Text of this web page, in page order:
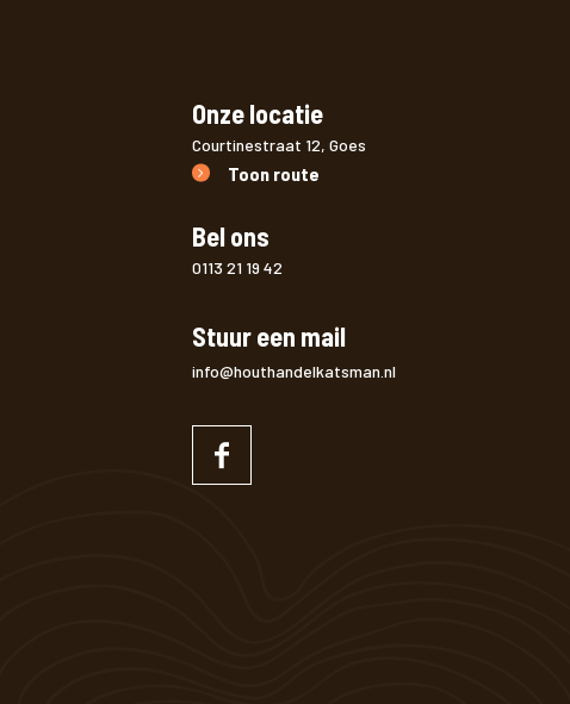
Onze locatie
Courtinestraat 12, Goes
Toon route
Bel ons
0113 21 19 42
Stuur een mail
info@houthandelkatsman.nl